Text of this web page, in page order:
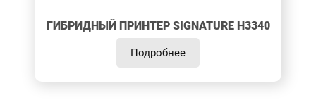
ГИБРИДНЫЙ ПРИНТЕР SIGNATURE H3340
Подробнее